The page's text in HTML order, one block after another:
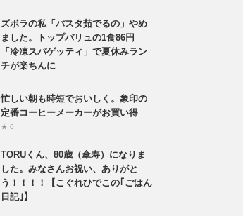
ズボラの私「パスタ茹でるの」やめ
ました。トップバリュの1食86円
「冷凍スパゲッティ」で夏休みラン
チが楽ちんに
忙しい朝も時短でおいしく。象印の
定番コーヒーメーカーがお買い得
★ 0
TORUくん、80歳（傘寿）になりま
した。みなさんお祝い、ありがと
う！！！！【こぐれひでこの｢ごはん
日記｣】